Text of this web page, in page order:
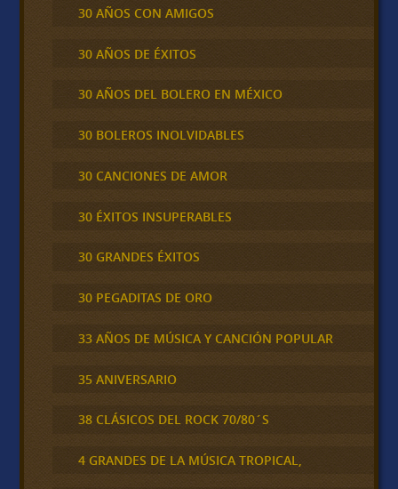
30 AÑOS CON AMIGOS
30 AÑOS DE ÉXITOS
30 AÑOS DEL BOLERO EN MÉXICO
30 BOLEROS INOLVIDABLES
30 CANCIONES DE AMOR
30 ÉXITOS INSUPERABLES
30 GRANDES ÉXITOS
30 PEGADITAS DE ORO
33 AÑOS DE MÚSICA Y CANCIÓN POPULAR
35 ANIVERSARIO
38 CLÁSICOS DEL ROCK 70/80´S
4 GRANDES DE LA MÚSICA TROPICAL,